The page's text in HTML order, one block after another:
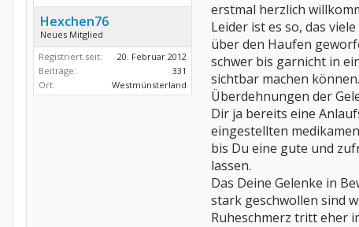
Hexchen76
Neues Mitglied
Registriert seit:
20. Februar 2012
Beiträge:
331
Ort:
Westmünsterland
erstmal herzlich
Leider ist es so, das
über den Haufen
schwer bis garnicht in
sichtbar machen
Überdehnungen der
Dir ja bereits eine
eingestellten
bis Du eine gute und
lassen.
Das Deine Gelenke in
stark geschwollen sind
Ruheschmerz tritt eher